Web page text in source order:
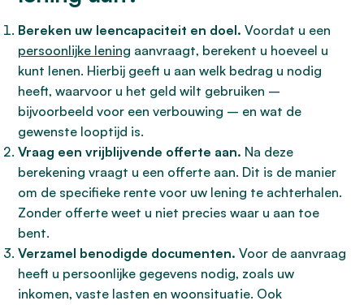
Bereken uw leencapaciteit en doel. Voordat u een
persoonlijke lening aanvraagt, berekent u hoeveel u
kunt lenen. Hierbij geeft u aan welk bedrag u nodig
heeft, waarvoor u het geld wilt gebruiken –
bijvoorbeeld voor een verbouwing – en wat de
gewenste looptijd is.
Vraag een vrijblijvende offerte aan. Na deze
berekening vraagt u een offerte aan. Dit is de manier
om de specifieke rente voor uw lening te achterhalen.
Zonder offerte weet u niet precies waar u aan toe
bent.
Verzamel benodigde documenten. Voor de aanvraag
heeft u persoonlijke gegevens nodig, zoals uw
inkomen, vaste lasten en woonsituatie. Ook